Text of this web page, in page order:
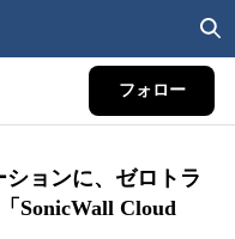
フォロー
ョンに、ゼロトラ
SonicWall Cloud